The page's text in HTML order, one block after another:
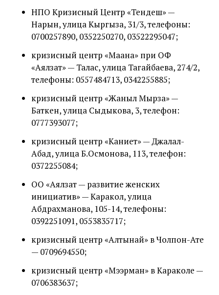
НПО Кризисный Центр «Тендеш» —
Нарын, улица Кыргыза, 31/3, телефоны:
0700257890, 0352250270, 03522295047;
кризисный центр «Маана» при ОФ
«Аялзат» — Талас, улица Тагайбаева, 274/2,
телефоны: 0557484713, 0342255885;
кризисный центр «Жаныл Мырза» —
Баткен, улица Сыдыкова, 3, телефон:
0777393077;
кризисный центр «Каниет» — Джалал-
Абад, улица Б.Осмонова, 113, телефон:
0372255084;
ОО «Аялзат — развитие женских
инициатив» — Каракол, улица
Абдрахманова, 105-14, телефоны:
0392251091, 0553835717;
кризисный центр «Алтынай» в Чолпон-Ате
— 0709694550;
кризисный центр «Мээрман» в Караколе —
0706383637;